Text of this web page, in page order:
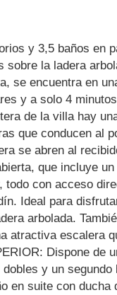
y 3,5 baños en
la ladera
se encuentra en
y a solo 4
de la villa hay
que conducen al
se abren al
que incluye
con acceso
Ideal para
arbolada.
atractiva escalera
Dispone de
y un segundo
en suite con